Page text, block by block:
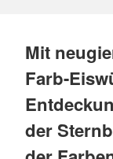
Mit
Farb-
der